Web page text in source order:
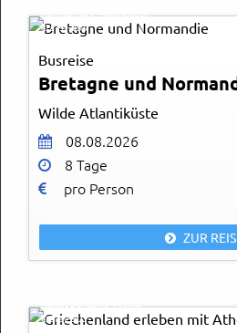
Melinda Nagy - AdobeStock
© Easy-BUS
Busreise
Bretagne und
Wilde Atlantiküste
08.08.2026
8 Tage
pro Person
ZUR
© Easy-BUS